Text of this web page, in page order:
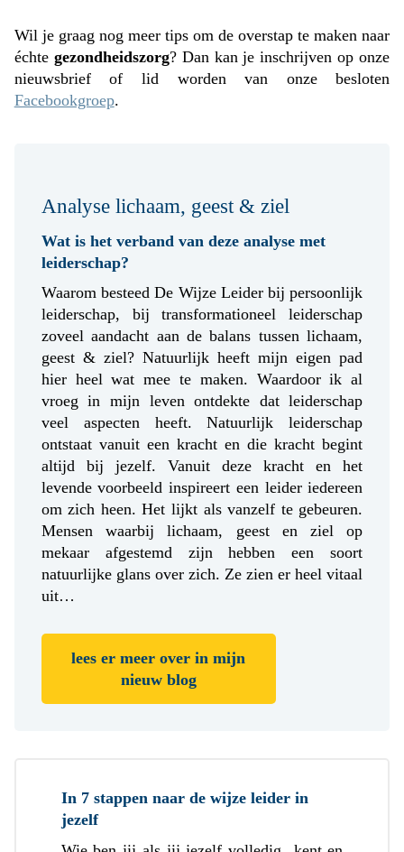
Wil je graag nog meer tips om de overstap te maken naar
échte gezondheidszorg? Dan kan je inschrijven op onze
nieuwsbrief of lid worden van onze besloten
Facebookgroep.
Analyse lichaam, geest & ziel
Wat is het verband van deze analyse met
leiderschap?
Waarom besteed De Wijze Leider bij persoonlijk
leiderschap, bij transformationeel leiderschap
zoveel aandacht aan de balans tussen lichaam,
geest & ziel? Natuurlijk heeft mijn eigen pad
hier heel wat mee te maken. Waardoor ik al
vroeg in mijn leven ontdekte dat leiderschap
veel aspecten heeft. Natuurlijk leiderschap
ontstaat vanuit een kracht en die kracht begint
altijd bij jezelf. Vanuit deze kracht en het
levende voorbeeld inspireert een leider iedereen
om zich heen. Het lijkt als vanzelf te gebeuren.
Mensen waarbij lichaam, geest en ziel op
mekaar afgestemd zijn hebben een soort
natuurlijke glans over zich. Ze zien er heel vitaal
uit…
lees er meer over in mijn
nieuw blog
In 7 stappen naar de wijze leider in
jezelf